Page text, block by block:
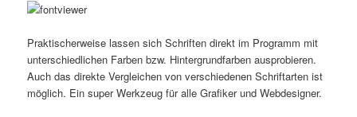
Praktischerweise lassen sich Schriften direkt im Programm mit
unterschiedlichen Farben bzw. Hintergrundfarben ausprobieren.
Auch das direkte Vergleichen von verschiedenen Schriftarten ist
möglich. Ein super Werkzeug für alle Grafiker und Webdesigner.